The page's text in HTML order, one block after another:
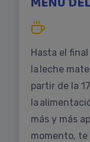
Hasta el
la leche
partir de la
la
más y más
momento, te